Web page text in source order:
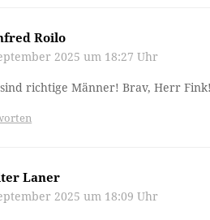
Roilo
2025 um 18:27 Uhr
sind richtige Männer! Brav, Herr Fink!
Laner
2025 um 18:09 Uhr